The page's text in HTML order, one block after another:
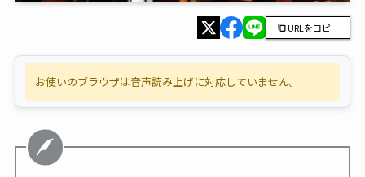
URLをコピー
お使いのブラウザは音声読み上げに対応していません。